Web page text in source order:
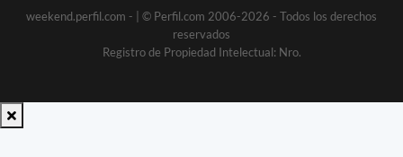
weekend.perfil.com -
| © Perfil.com 2006-2026 - Todos los derechos
reservados
Registro de Propiedad Intelectual: Nro.